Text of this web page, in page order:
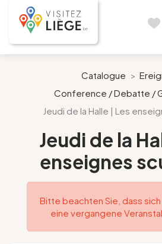
Wie ein Bürger von Lüttich
Meinen Aufenthalt vorbereiten
Unsere Vorschläge
Stadt Lüttich
Catalogue >
Conference / Debatte /
Jeudi de la Halle | Les
Jeudi de la
enseignes
Bitte beachten Sie, dass
eine vergangene